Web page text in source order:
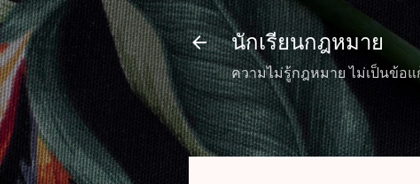
นักเรียนกฎหมาย
ความไม่รู้กฎหมาย ไม่เป็นข้อแ